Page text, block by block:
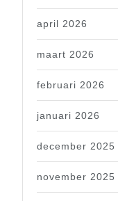
april 2026
maart 2026
februari 2026
januari 2026
december 2025
november 2025